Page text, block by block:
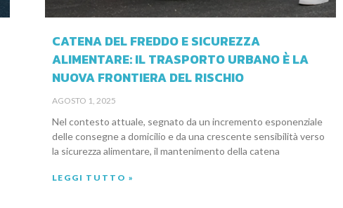
CATENA DEL FREDDO E SICUREZZA
ALIMENTARE: IL TRASPORTO URBANO È LA
NUOVA FRONTIERA DEL RISCHIO
AGOSTO 1, 2025
Nel contesto attuale, segnato da un incremento esponenziale
delle consegne a domicilio e da una crescente sensibilità verso
la sicurezza alimentare, il mantenimento della catena
LEGGI TUTTO »